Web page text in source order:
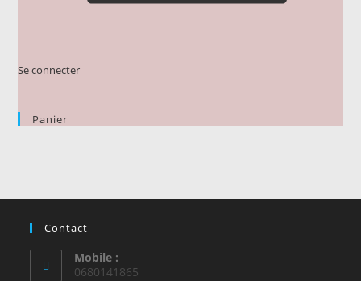
Se connecter
Panier
Contact
Mobile :
0680141865